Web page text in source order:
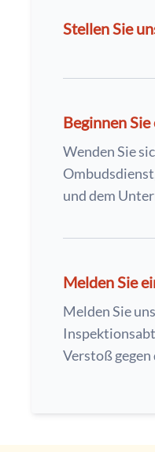
Stellen Sie
Beginnen
Wenden Sie
und dem
Melden Sie
Melden Sie
Verstoß